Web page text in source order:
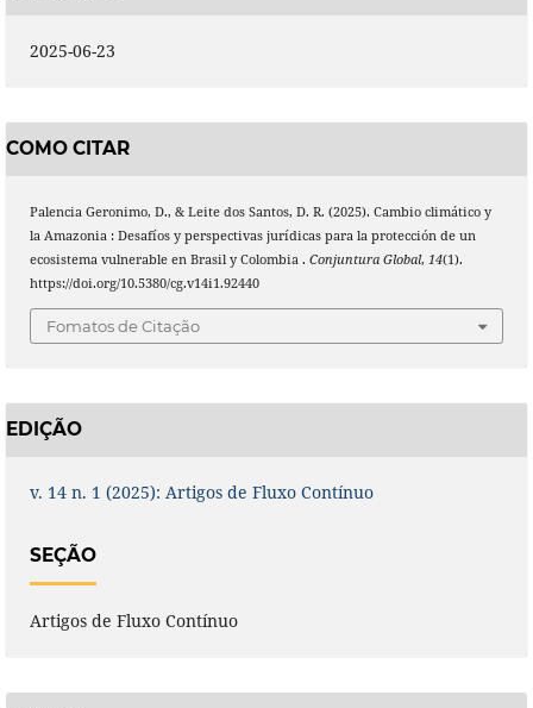
2025-06-23
COMO CITAR
Palencia Geronimo, D., & Leite dos Santos, D. R. (2025). Cambio climático y
la Amazonia : Desafíos y perspectivas jurídicas para la protección de un
ecosistema vulnerable en Brasil y Colombia . Conjuntura Global, 14(1).
https://doi.org/10.5380/cg.v14i1.92440
Fomatos de Citação
EDIÇÃO
v. 14 n. 1 (2025): Artigos de Fluxo Contínuo
SEÇÃO
Artigos de Fluxo Contínuo